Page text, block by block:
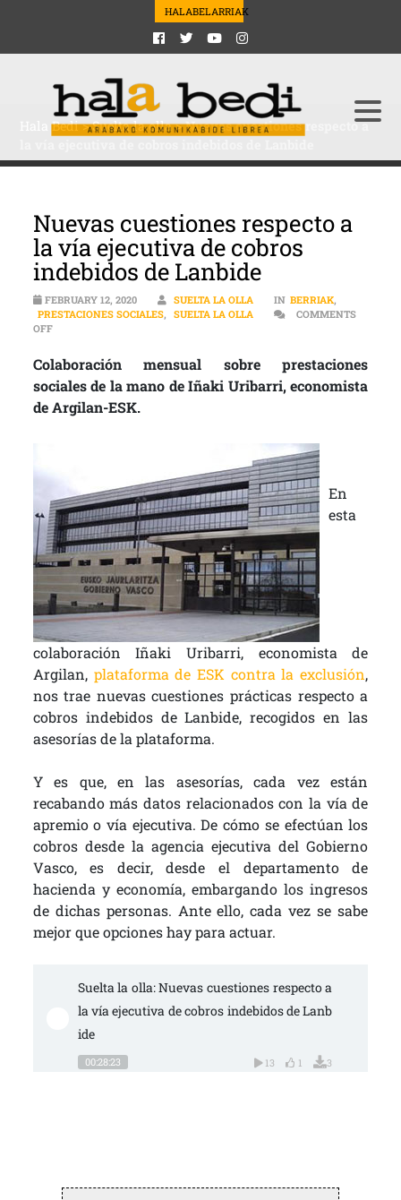
HALABELARRIAK
Hala Bedi>Suelta la olla>Nuevas cuestiones respecto a
Nuevas cuestiones respecto a
la vía ejecutiva de cobros
indebidos de Lanbide
FEBRUARY 12, 2020 SUELTA LA OLLA IN BERRIAK,
PRESTACIONES SOCIALES, SUELTA LA OLLA
COMMENTS
OFFON NUEVAS CUESTIONES RESPECTO A LA VÍA EJECUTIVA DE COBROS
Colaboración mensual sobre prestaciones
sociales de la mano de Iñaki Uribarri, economista
de Argilan-ESK.
En
esta
colaboración Iñaki Uribarri, economista de
Argilan, plataforma de ESK contra la exclusión,
nos trae nuevas cuestiones prácticas respecto a
cobros indebidos de Lanbide, recogidos en las
asesorías de la plataforma.
Y es que, en las asesorías, cada vez están
recabando más datos relacionados con la vía de
apremio o vía ejecutiva. De cómo se efectúan los
cobros desde la agencia ejecutiva del Gobierno
Vasco, es decir, desde el departamento de
hacienda y economía, embargando los ingresos
de dichas personas. Ante ello, cada vez se sabe
mejor que opciones hay para actuar.
Suelta la olla: Nuevas cuestiones respecto a
la vía ejecutiva de cobros indebidos de Lanb
ide
00:28:23 13 1 3